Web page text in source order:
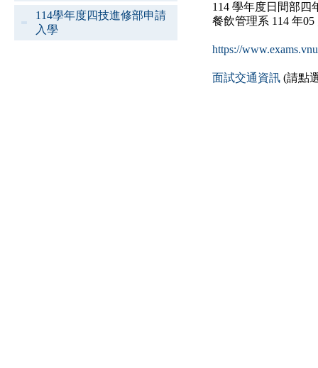
114學年度四技進修部申請
入學
114 學年度日間部四
餐飲管理系 114 年05
https://
面試交通資訊(請點